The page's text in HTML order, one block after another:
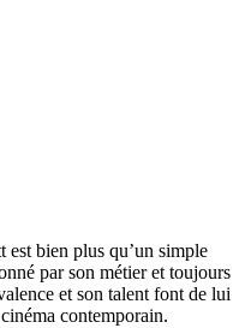
bien plus qu’un simple
par son métier et toujours
et son talent font de lui
contemporain.